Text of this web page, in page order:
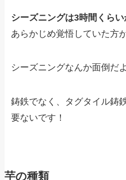
シーズニングは3時間くら
あらかじめ覚悟していた方
シーズニングなんか面倒だ
鋳鉄でなく、タグタイル鋳
要ないです！
芋の種類